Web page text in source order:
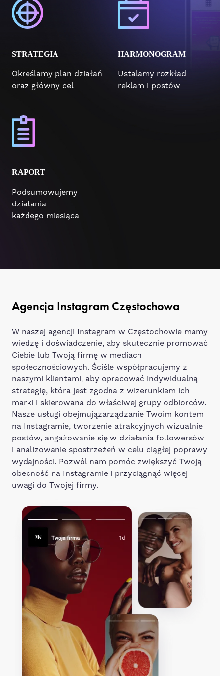
STRATEGIA
Określamy plan działań
oraz główny cel
HARMONOGRAM
Ustalamy rozkład
reklam i postów
RAPORT
Podsumowujemy
działania
każdego miesiąca
Agencja Instagram Częstochowa
W naszej agencji Instagram w Częstochowie mamy
wiedzę i doświadczenie, aby skutecznie promować
Ciebie lub Twoją firmę w mediach
społecznościowych. Ściśle współpracujemy z
naszymi klientami, aby opracować indywidualną
strategię, która jest zgodna z wizerunkiem ich
marki i skierowana do właściwej grupy odbiorców.
Nasze usługi obejmujązarządzanie Twoim kontem
na Instagramie, tworzenie atrakcyjnych wizualnie
postów, angażowanie się w działania followersów
i analizowanie spostrzeżeń w celu ciągłej poprawy
wydajności. Pozwól nam pomóc zwiększyć Twoją
obecność na Instagramie i przyciągnąć więcej
uwagi do Twojej firmy.